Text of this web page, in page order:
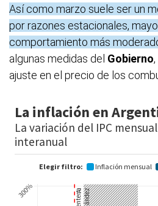
Así como marzo suele ser un
por razones estacionales,
comportamiento más
algunas medidas del Gobierno
ajuste en el precio de los